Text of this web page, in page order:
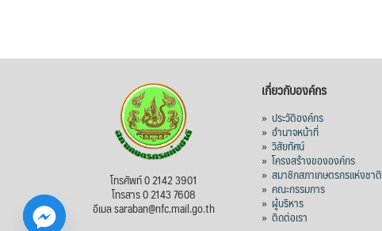
โทรศัพท์ 0 2142 3901
โทรสาร 0 2143 7608
อีเมล saraban@nfc.mail.go.th
เกี่ยวกับองค์กร
»ประวัติองค์กร
»อำนาจหน้าที่
»วิสัยทัศน์
»โครงสร้างขององค์กร
»สมาชิกสภาเกษตรกรแห่งชาติ
»คณะกรรมการ
» ผู้บริหาร
»ติดต่อเรา